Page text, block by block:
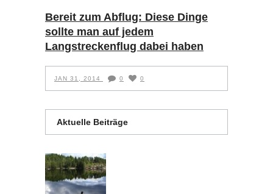
Bereit zum Abflug: Diese Dinge
sollte man auf jedem
Langstreckenflug dabei haben
JAN 31, 2014 0 0
Aktuelle Beiträge